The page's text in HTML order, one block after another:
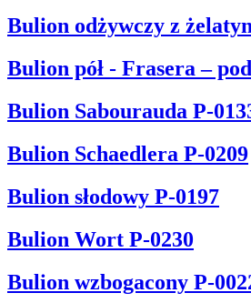
Bulion odżywczy z
Bulion pół - Frasera –
Bulion Sabourauda P-
Bulion Schaedlera P-0209
Bulion słodowy P-0197
Bulion Wort P-0230
Bulion wzbogacony P-